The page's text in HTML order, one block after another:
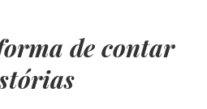
de contar